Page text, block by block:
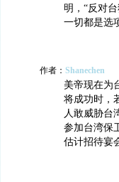
明，“反对
一切都是选
作者： Shanechen
美帝现在为
将成功时，
人敢威胁台
参加台湾保
估计招待宴